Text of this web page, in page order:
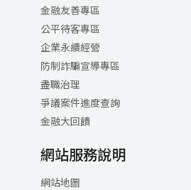
金融友善專區
公平待客專區
企業永續經營
防制詐騙宣導專區
盡職治理
爭議案件進度查詢
金融大回饋
網站服務說明
網站地圖